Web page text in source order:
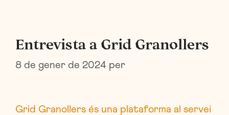
Entrevista a Grid Granollers
8 de gener de 2024 per
Grid Granollers és una plataforma al servei